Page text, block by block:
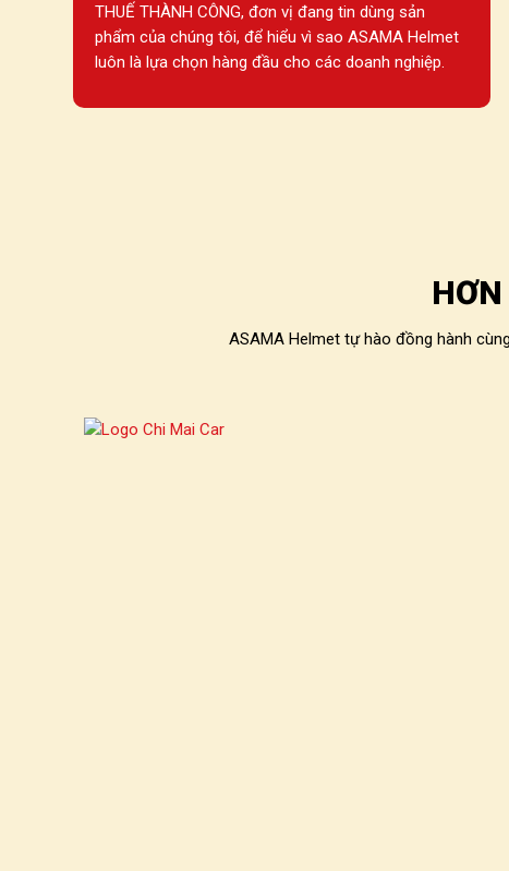
THUẾ THÀNH CÔNG, đơn vị đang tin dùng sản
phẩm của chúng tôi, để hiểu vì sao ASAMA Helmet
luôn là lựa chọn hàng đầu cho các doanh nghiệp.
HƠN
ASAMA Helmet tự hào đồng hành